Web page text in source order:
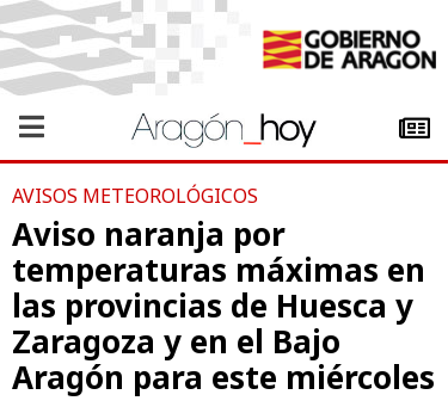
AVISOS METEOROLÓGICOS
Aviso naranja por
temperaturas máximas en
las provincias de Huesca y
Zaragoza y en el Bajo
Aragón para este miércoles